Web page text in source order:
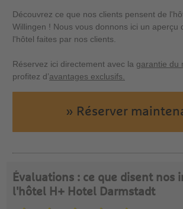
Découvrez ce que nos clients pensent de
Willingen ! Nous vous donnons ici un aperçu
l'hôtel faites par nos clients.
Réservez ici directement avec la garantie du
profitez d’avantages exclusifs.
» Réserver
Évaluations : ce que disent nos
l'hôtel H+ Hotel Darmstadt